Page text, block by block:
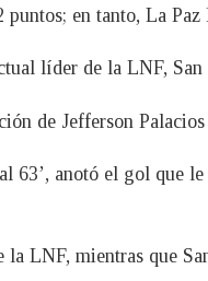
en tanto, La
líder de la LNF,
de Jefferson
anotó el gol que
LNF, mientras que